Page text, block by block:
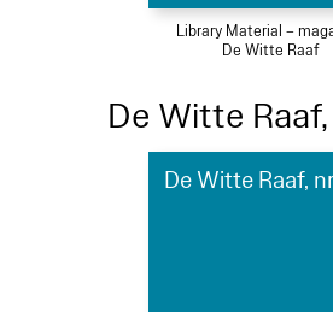
Library Material –
De Witte Raaf
De Witte Raaf,
De Witte Raaf,